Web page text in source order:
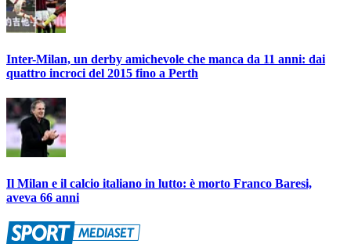
Inter-Milan, un derby amichevole che manca da 11 anni: dai
quattro incroci del 2015 fino a Perth
Il Milan e il calcio italiano in lutto: è morto Franco Baresi,
aveva 66 anni